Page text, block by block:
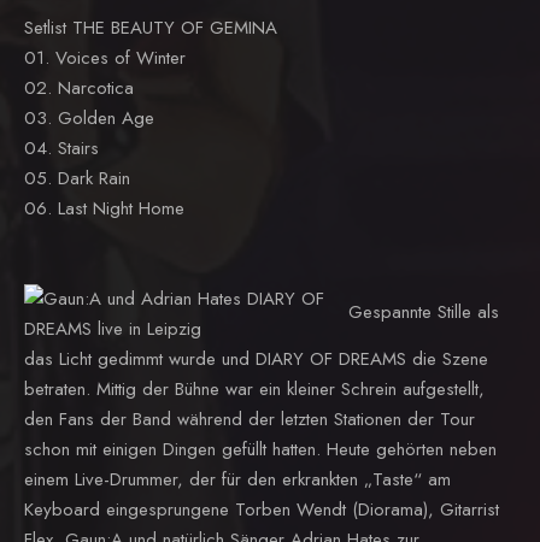
Setlist THE BEAUTY OF GEMINA
01. Voices of Winter
02. Narcotica
03. Golden Age
04. Stairs
05. Dark Rain
06. Last Night Home
Gespannte Stille als
das Licht gedimmt wurde und DIARY OF DREAMS die Szene
betraten. Mittig der Bühne war ein kleiner Schrein aufgestellt,
den Fans der Band während der letzten Stationen der Tour
schon mit einigen Dingen gefüllt hatten. Heute gehörten neben
einem Live-Drummer, der für den erkrankten „Taste“ am
Keyboard eingesprungene Torben Wendt (Diorama), Gitarrist